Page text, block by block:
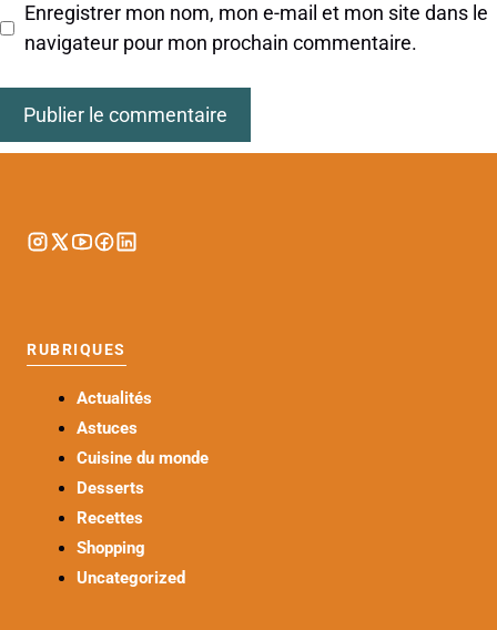
Enregistrer mon nom, mon e-mail et mon site dans le
navigateur pour mon prochain commentaire.
RUBRIQUES
Actualités
Astuces
Cuisine du monde
Desserts
Recettes
Shopping
Uncategorized